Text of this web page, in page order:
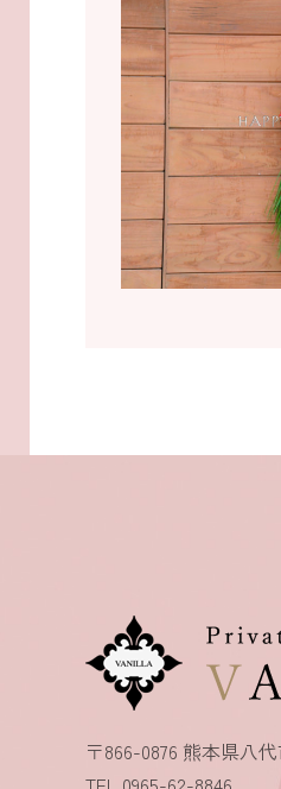
〒866-0876 熊本県八